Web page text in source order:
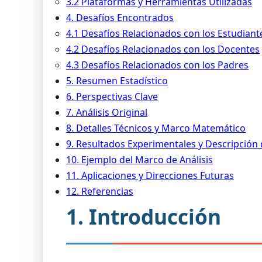
4. Desafíos Encontrados
4.1 Desafíos Relacionados con los
4.2 Desafíos Relacionados con los Docentes
4.3 Desafíos Relacionados con los Padres
5. Resumen Estadístico
6. Perspectivas Clave
7. Análisis Original
8. Detalles Técnicos y Marco Matemático
9. Resultados Experimentales y Descripción
10. Ejemplo del Marco de Análisis
11. Aplicaciones y Direcciones Futuras
12. Referencias
1. Introducción